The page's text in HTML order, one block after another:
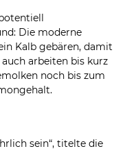
Die moderne
Kalb gebären, damit
arbeiten bis kurz
noch bis zum
sein“, titelte die